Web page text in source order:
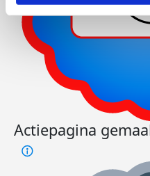
Actiepagina